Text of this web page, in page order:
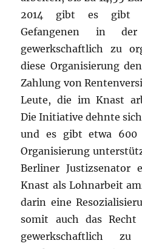
2014 gibt es gibt
Gefangenen in
gewerkschaftlich zu
diese Organisierung
Zahlung von
Leute, die im Knast
Die Initiative dehnte
und es gibt etwa 600
Organisierung
Berliner Justizsenator
Knast als Lohnarbeit
darin eine
somit auch das Recht
gewerkschaftlich